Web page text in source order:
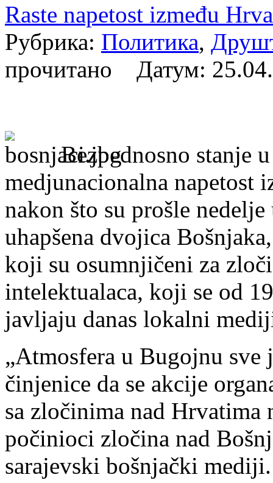
Raste napetost između
Рубрика: Политика,
прочитано Датум:
Bezbednosno stanje
medjunacionalna napetost
nakon što su prošle
uhapšena dvojica
koji su osumnjičeni za
intelektualaca, koji se od
javljaju danas lokalni
„Atmosfera u Bugojnu sve
činjenice da se akcije
sa zločinima nad
počinioci zločina nad
sarajevski bošnjački mediji.